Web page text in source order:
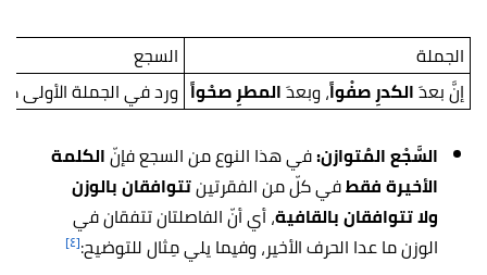
الجملة
السجع
إنَّ بعدَالكدرِ صفْواً، وبعدَالمطرِ صحْواً ورد في الجملة الأولى
السَّجْع المُتوازن:في هذا النوع من السجعفإنّالكلمة
الأخيرة فقطفي كلّ من الفقرتينتتوافقان بالوزن
ولا تتوافقان بالقافية، أي أنّ الفاصلتان تتفقان في
الوزن ما عدا الحرف الأخير، وفيما يلي مِثال للتوضيح:[٤]